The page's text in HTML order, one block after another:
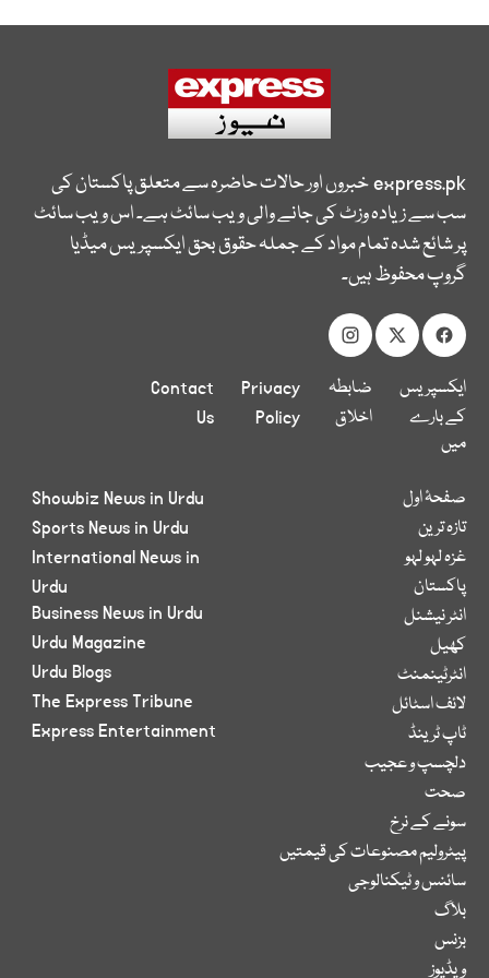
express.pkخبروں اور حالات حاضرہ سے متعلق پاکستان کی
سب سے زیادہ وزٹ کی جانے والی ویب سائٹ ہے۔ اس ویب سائٹ
پر شائع شدہ تمام مواد کے جملہ حقوق بحق ایکسپریس میڈیا
گروپ محفوظ ہیں۔
ایکسپریس
کے بارے
میں
ضابطہ
اخلاق
Privacy
Policy
Contact
Us
صفحۂ اول
تازہ ترین
غزہ لہو لہو
پاکستان
انٹر نیشنل
کھیل
انٹرٹینمنٹ
لائف اسٹائل
ٹاپ ٹرینڈ
دلچسپ و عجیب
صحت
سونے کے نرخ
پیٹرولیم مصنوعات کی قیمتیں
سائنس و ٹیکنالوجی
بلاگ
بزنس
ویڈیوز
Showbiz News in Urdu
Sports News in Urdu
International News in
Urdu
Business News in Urdu
Urdu Magazine
Urdu Blogs
The Express Tribune
Express Entertainment